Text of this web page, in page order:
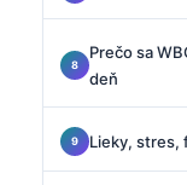
Prečo sa
deň
Lieky, stres,